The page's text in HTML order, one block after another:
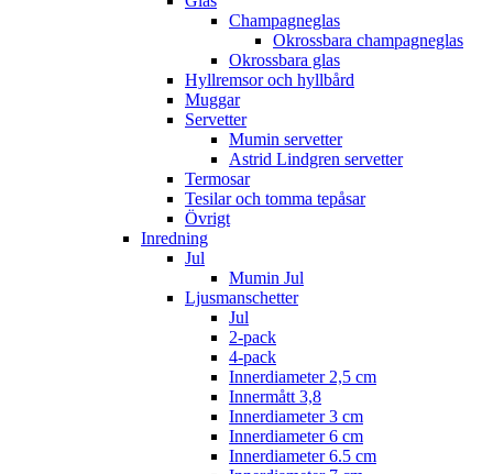
Champagneglas
Okrossbara champagneglas
Okrossbara glas
Hyllremsor och hyllbård
Muggar
Servetter
Mumin servetter
Astrid Lindgren servetter
Termosar
Tesilar och tomma tepåsar
Övrigt
Inredning
Jul
Mumin Jul
Ljusmanschetter
Jul
2-pack
4-pack
Innerdiameter 2,5 cm
Innermått 3,8
Innerdiameter 3 cm
Innerdiameter 6 cm
Innerdiameter 6.5 cm